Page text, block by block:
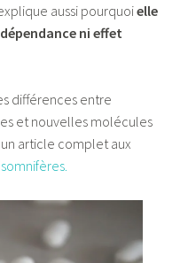
aussi pourquoielle
ni effet
différences entre
et nouvelles molécules
un article complet aux